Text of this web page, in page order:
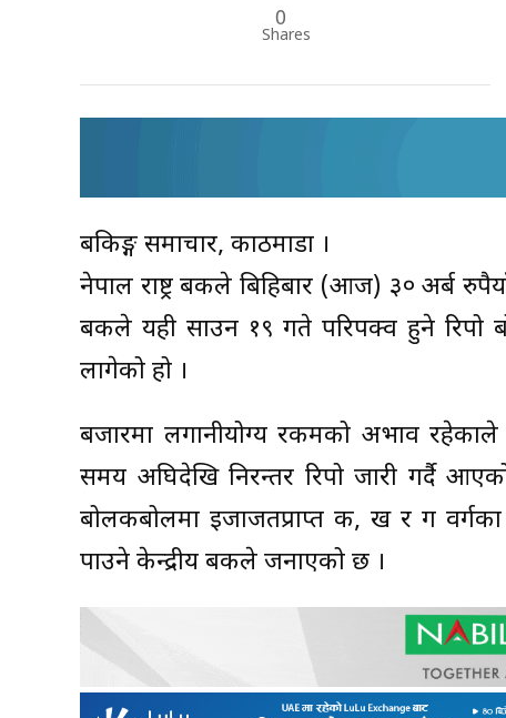
0
Shares
बैंकिङ्ग समाचार, काठमाडौं ।
नेपाल राष्ट्र बैंकले बिहिबार (आज) ३० अर्ब
बैंकले यही साउन १९ गते परिपक्व हुने रिपो
लागेको हो ।
बजारमा लगानीयोग्य रकमको अभाव
समय अघिदेखि निरन्तर रिपो जारी गर्दै
बोलकबोलमा इजाजतप्राप्त क, ख र ग
पाउने केन्द्रीय बैंकले जनाएको छ ।